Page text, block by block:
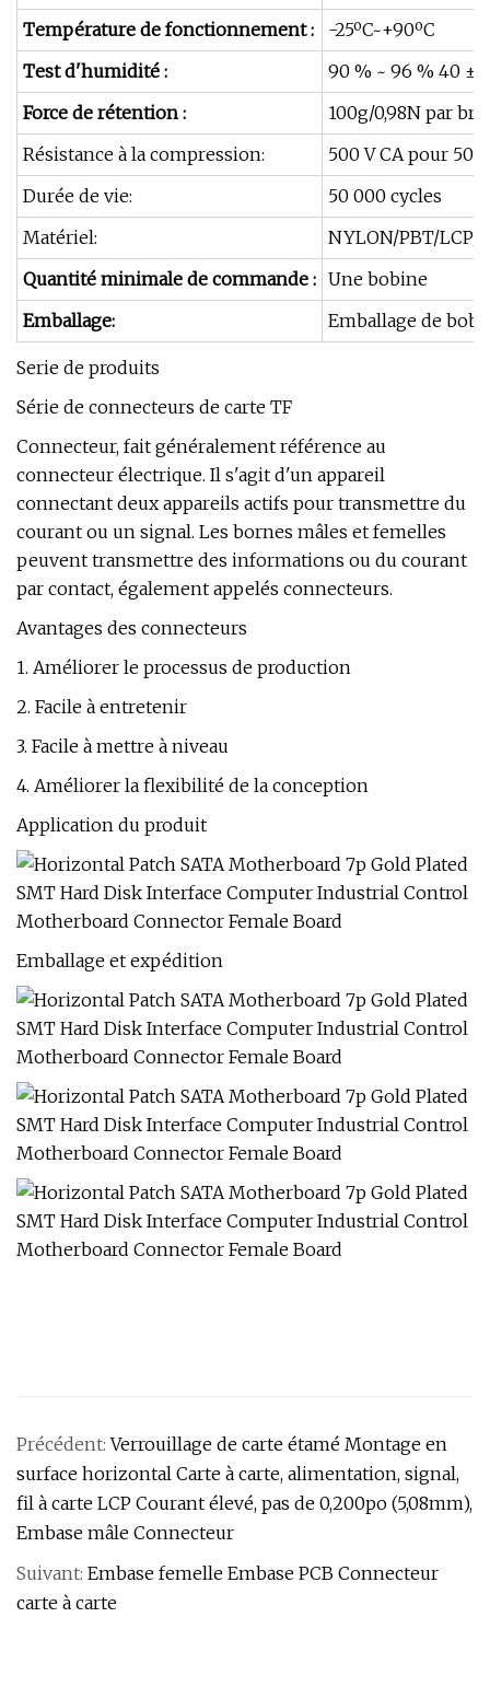
Température de fonctionnement :
-25ºC~+90ºC
Test d'humidité :
90 % ~ 96 % 40 ±
Force de rétention :
100g/0,98N par
Résistance à la compression:
500 V CA pour 50
Durée de vie:
50 000 cycles
Matériel:
NYLON/PBT/LCP/
Quantité minimale de commande : Une bobine
Emballage:
Emballage de
Serie de produits
Série de connecteurs de carte TF
Connecteur, fait généralement référence au
connecteur électrique. Il s'agit d'un appareil
connectant deux appareils actifs pour transmettre du
courant ou un signal. Les bornes mâles et femelles
peuvent transmettre des informations ou du courant
par contact, également appelés connecteurs.
Avantages des connecteurs
1. Améliorer le processus de production
2. Facile à entretenir
3. Facile à mettre à niveau
4. Améliorer la flexibilité de la conception
Application du produit
Emballage et expédition
Précédent:Verrouillage de carte étamé Montage en
surface horizontal Carte à carte, alimentation, signal,
fil à carte LCP Courant élevé, pas de 0,200po (5,08mm),
Embase mâle Connecteur
Suivant: Embase femelle Embase PCB Connecteur
carte à carte